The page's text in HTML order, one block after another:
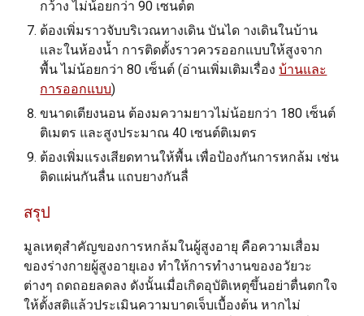
กว้าง ไม่น้อยกว่า 90 เซนต์ต
ต้องเพิ่มราวจับบริเวณทางเดินบันได างเดินในบ้าน
และในห้องน้ำ การติดตั้งราวควรออกแบบให้สูงจาก
พื้น ไม่น้อยกว่า 80 เซ็นต์ (อ่านเพิ่มเติมเรื่องบ้านและ
การออกแบบ)
ขนาดเตียงนอน ต้องมความยาวไม่น้อยกว่า 180 เซ็นต์
ติเมตร และสูงประมาณ 40 เซนต์ติเมตร
ต้องเพิ่มแรงเสียดทานให้พื้น เพื่อป้องกันการหกล้ม เช่น
ติดแผ่นกันลื่น แถบยางกันลื่
สรุป
มูลเหตุสำคัญของการหกล้มในผู้สูงอายุ คือความเสื่อม
ของร่างกายผู้สูงอายุเอง ทำให้การทำงานของอวัยวะ
ต่างๆ ถดถอยลดลง ดังนั้นเมื่อเกิดอุบัติเหตุขึ้นอย่าตื่นตกใจ
ให้ตั้งสติแล้วประเมินความบาดเจ็บเบื้องต้น หากไม่